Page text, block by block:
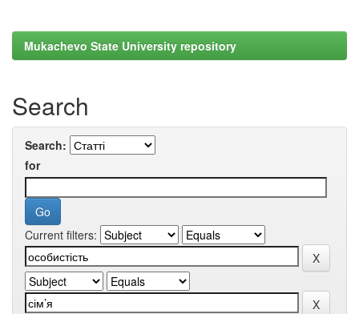
Mukachevo State University repository
Search
Search:
for
Current filters: